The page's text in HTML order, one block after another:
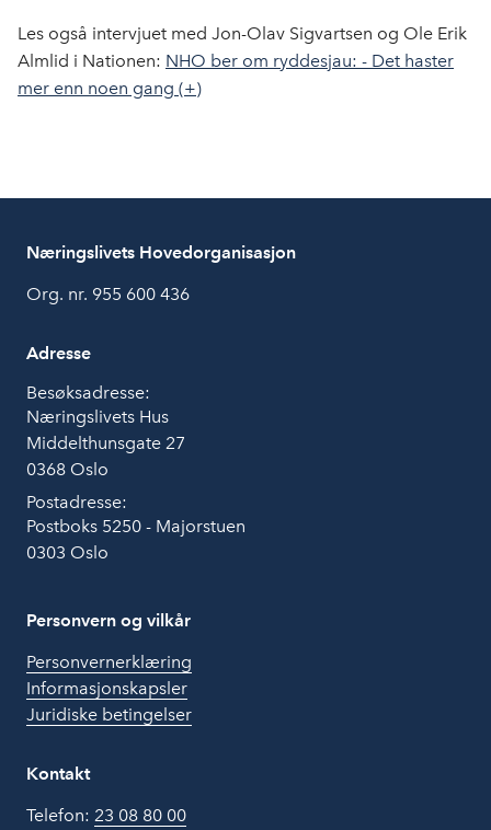
Les også intervjuet med Jon-Olav Sigvartsen og Ole Erik
Almlid i Nationen: NHO ber om ryddesjau: - Det haster
mer enn noen gang (+)
Næringslivets Hovedorganisasjon
Org. nr. 955 600 436
Adresse
Besøksadresse:
Næringslivets Hus
Middelthunsgate 27
0368 Oslo
Postadresse:
Postboks 5250 - Majorstuen
0303 Oslo
Personvern og vilkår
Personvernerklæring
Informasjonskapsler
Juridiske betingelser
Kontakt
Telefon: 23 08 80 00